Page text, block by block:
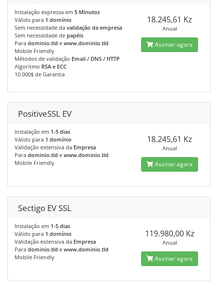
Instalação expressa em 5 Minutos
Válido para 1 domínio
Sem necessidade da validação da empresa
Sem necessidade de papéis
Para dominio.tld e www.dominio.tld
Mobile Friendly
Métodos de validação Email / DNS / HTTP
Algoritmo RSA e ECC
10.000$ de Garantia
18.245,61 Kz
Anual
Assinar agora
PositiveSSL EV
Instalação em 1-5 dias
Válido para 1 domínio
Validação extensiva da Empresa
Para dominio.tld e www.dominio.tld
Mobile Friendly
18.245,61 Kz
Anual
Assinar agora
Sectigo EV SSL
Instalação em 1-5 dias
Válido para 1 domínio
Validação extensiva da Empresa
Para dominio.tld e www.dominio.tld
Mobile Friendly
119.980,00 Kz
Anual
Assinar agora